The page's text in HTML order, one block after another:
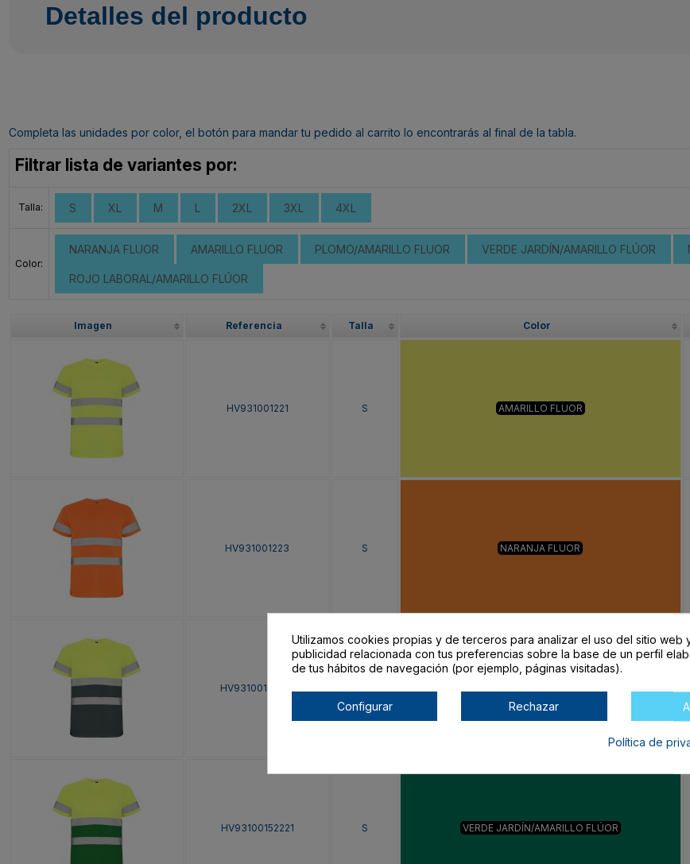
Detalles del producto
Completa las unidades por color, el botón para mandar tu pedido al carrito lo encontrarás al final de la tabla.
Filtrar lista de variantes por:
Talla: S XL M L 2XL 3XL 4XL
Color:
NARANJA FLUOR AMARILLO FLUOR PLOMO/AMARILLO FLUOR VERDE JARDÍN/AMARILLO FLÚOR
ROJO LABORAL/AMARILLO FLÚOR
Imagen Referencia Talla Color
HV931001221 S AMARILLO FLUOR
HV931001223 S NARANJA FLUOR
HV93100123221
HV93100152221 S VERDE JARDÍN/AMARILLO FLÚOR
Utilizamos cookies propias y de terceros para analizar el uso del sitio web
publicidad relacionada con tus preferencias sobre la base de un perfil
de tus hábitos de navegación (por ejemplo, páginas visitadas).
Configurar Rechazar
Política de